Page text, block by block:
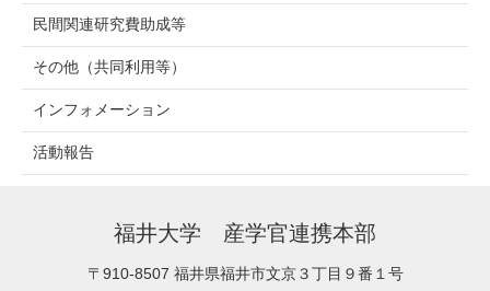
民間関連研究費助成等
その他（共同利用等）
インフォメーション
活動報告
福井大学 産学官連携本部
〒910-8507 福井県福井市文京３丁目９番１号